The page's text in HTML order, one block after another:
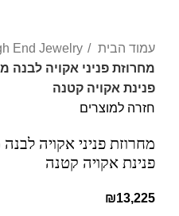
עמוד הבית
End Jewelry
מחרוזת פניני אקויה
פנינת אקויה קטנה
חזרה למוצרים
מחרוזת פניני אקויה
פנינת אקויה קטנה
₪13,225